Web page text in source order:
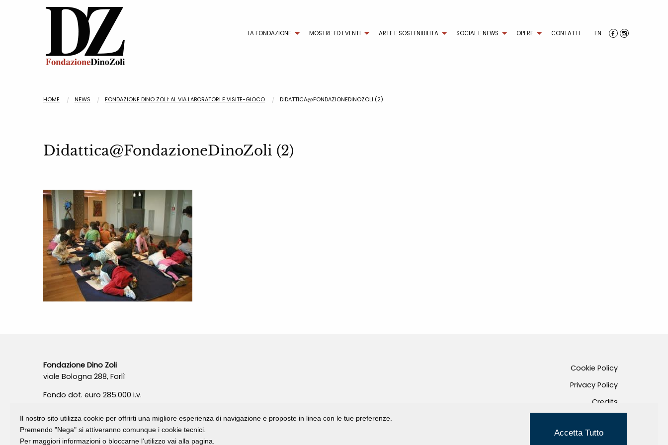
LA FONDAZIONE MOSTRE ED EVENTI ARTE E SOSTENIBILITA SOCIAL E NEWS OPERE CONTATTI EN
HOME NEWS FONDAZIONE DINO ZOLI: AL VIA LABORATORI E VISITE-GIOCO DIDATTICA@FONDAZIONEDINOZOLI (2)
Didattica@FondazioneDinoZoli (2)
Fondazione Dino Zoli
viale Bologna 288, Forlì
Fondo dot. euro 285.000 i.v.
Isc.Reg Per.Giu. n. 10404
Cookie Policy
Privacy Policy
Credits
Il nostro sito utilizza cookie per offrirti una migliore esperienza di navigazione e proposte in linea con le tue preferenze.
Premendo "Nega" si attiveranno comunque i cookie tecnici.
Per maggiori informazioni o bloccarne l'utilizzo vai alla pagina.
Accetta Tutto